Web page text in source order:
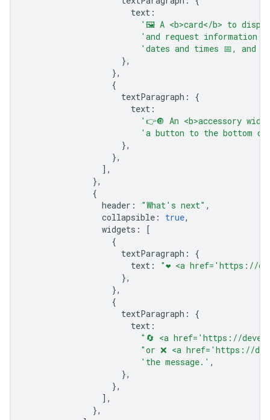
text :
'🖼️ A <b>card</b> to
'and request information
'dates and times 📅, and
},
},
{
textParagraph :
{
text :
'👉🔘 An <b>accessory
'a button to the bottom of
},
},
],
},
{
header : "What's next" ,
collapsible : true,
widgets :
[
{
textParagraph :
{
text :
"❤️ <a href='https://
},
},
{
textParagraph :
{
text :
"🔄 <a href='https://
"or ❌ <a href='https://
'the message.' ,
},
},
],
},